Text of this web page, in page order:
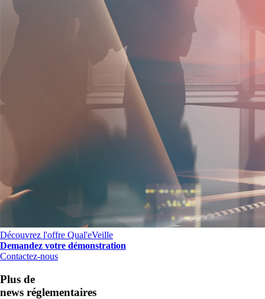
Découvrez l'offre Qual'eVeille
Demandez votre démonstration
Contactez-nous
Plus de
news réglementaires